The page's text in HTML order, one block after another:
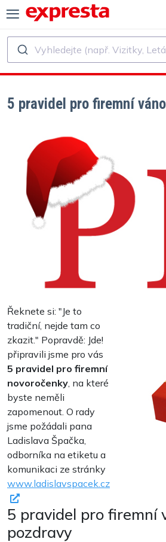
Samolepky a etikety
Kalendáře
PRODUKTY
NAKLADATELSTVÍ A AUTORY
KNIH
Vyhledejte (např. Vizitky,
5 pravidel pro firemní
Řeknete si: "Je to
tradiční, nejde tam co
zkazit." Popravdě: Jde!
připravili jsme pro vás
5 pravidel pro firemní
novoročenky , na které
byste neměli
zapomenout. O rady
jsme požádali pana
Ladislava Špačka,
odborníka na etiketu a
komunikaci ze stránky
www.ladislavspacek.cz
5 pravidel pro firemní
pozdravy